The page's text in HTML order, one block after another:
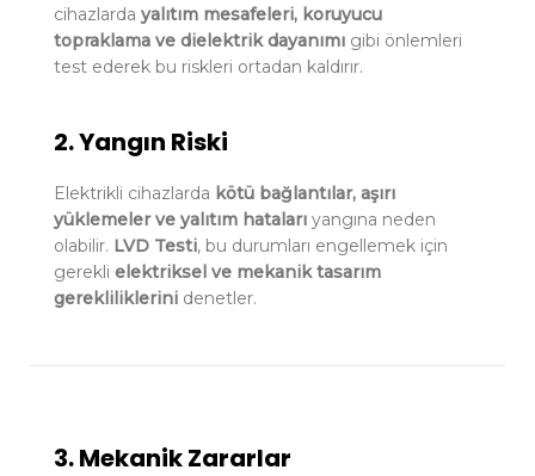
cihazlarda yalıtım mesafeleri, koruyucu
topraklama ve dielektrik dayanımı gibi önlemleri
test ederek bu riskleri ortadan kaldırır.
2. Yangın Riski
Elektrikli cihazlarda kötü bağlantılar, aşırı
yüklemeler ve yalıtım hataları yangına neden
olabilir. LVD Testi, bu durumları engellemek için
gerekli elektriksel ve mekanik tasarım
gerekliliklerini denetler.
3. Mekanik Zararlar